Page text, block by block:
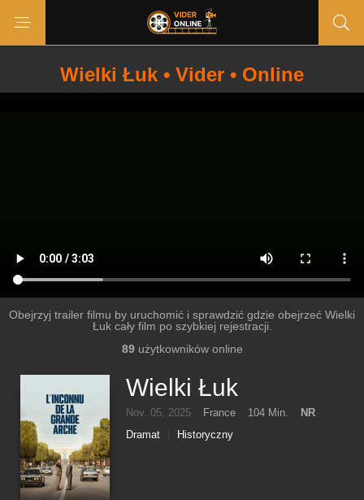
Wielki Łuk • Vider • Online
Obejrzyj trailer filmu by uruchomić i sprawdzić gdzie obejrzeć Wielki
Łuk cały film po szybkiej rejestracji.
89użytkowników online
Wielki Łuk
Nov. 05, 2025 France 104 Min.
NR
Dramat
Historyczny